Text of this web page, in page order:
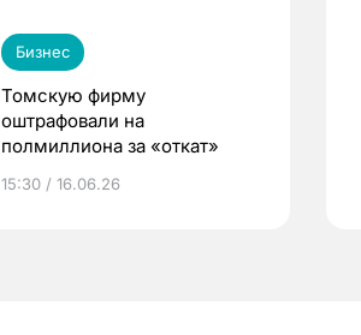
Бизнес
Томскую фирму
оштрафовали на
полмиллиона за «откат»
15:30 / 16.06.26